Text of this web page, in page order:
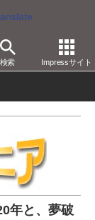
検索 Impressサイト
年と、夢破